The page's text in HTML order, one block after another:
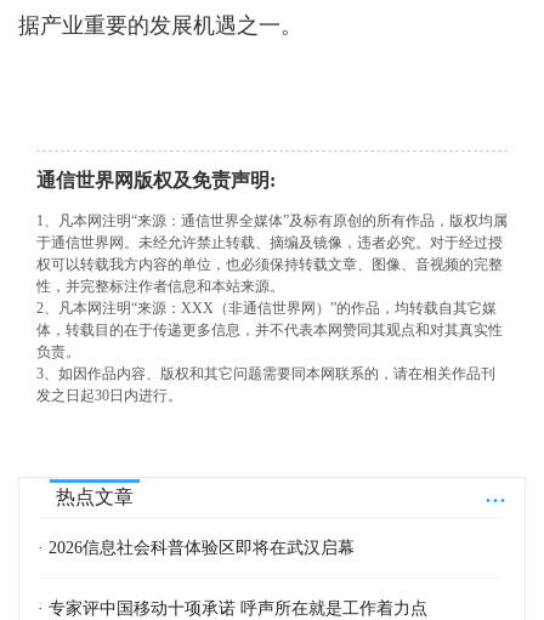
据产业重要的发展机遇之一。
通信世界网版权及免责声明:
1、凡本网注明“来源：通信世界全媒体”及标有原创的所有作品，版权均属
于通信世界网。未经允许禁止转载、摘编及镜像，违者必究。对于经过授
权可以转载我方内容的单位，也必须保持转载文章、图像、音视频的完整
性，并完整标注作者信息和本站来源。
2、凡本网注明“来源：XXX（非通信世界网）”的作品，均转载自其它媒
体，转载目的在于传递更多信息，并不代表本网赞同其观点和对其真实性
负责。
3、如因作品内容、版权和其它问题需要同本网联系的，请在相关作品刊
发之日起30日内进行。
...
热点文章
· 2026信息社会科普体验区即将在武汉启幕
· 专家评中国移动十项承诺 呼声所在就是工作着力点